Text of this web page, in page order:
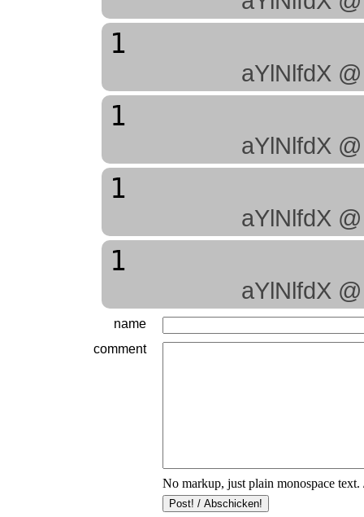
1
aYlNlfdX
1
aYlNlfdX
1
aYlNlfdX
1
aYlNlfdX
name
comment
No markup, just plain monospace